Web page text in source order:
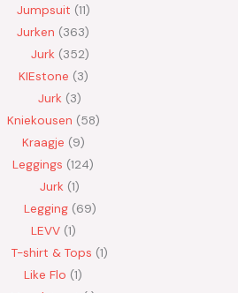
Jumpsuit 11
Jurken 363
Jurk 352
KIEstone 3
Jurk 3
Kniekousen 58
Kraagje 9
Leggings 124
Jurk 1
Legging 69
LEVV 1
T-shirt & Tops 1
Like Flo 1